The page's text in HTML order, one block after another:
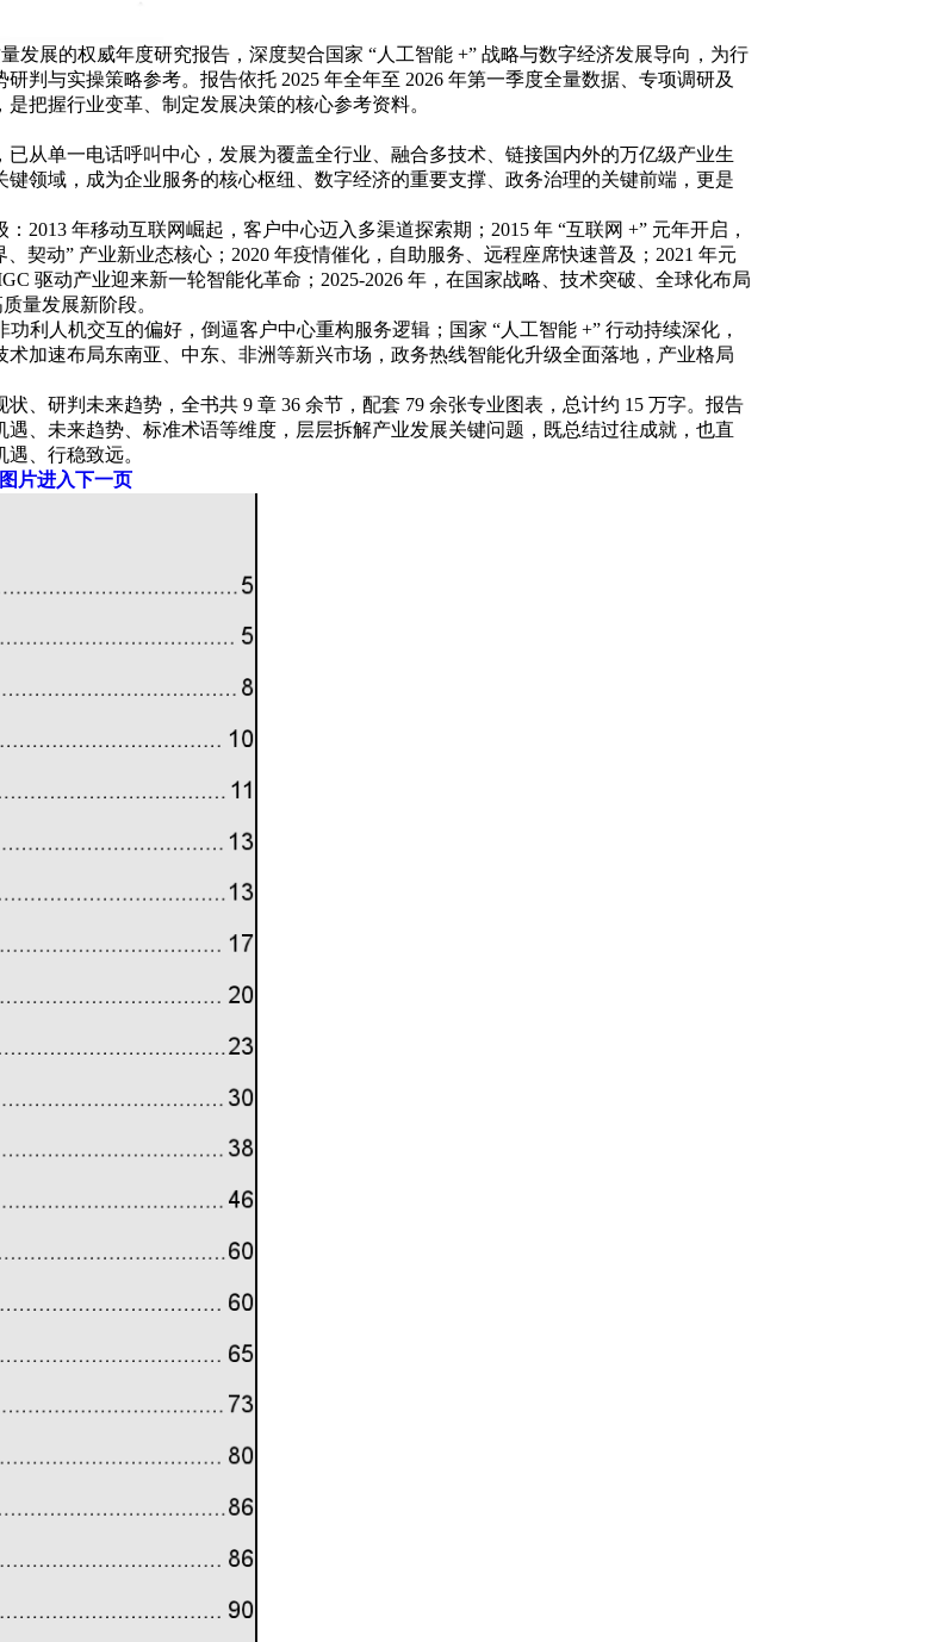
发展的权威年度研究报告，深度契合国家 “人工智能 +” 战略与数字经济发展导向，为行
判与实操策略参考。报告依托 2025 年全年至 2026 年第一季度全量数据、专项调研及
把握行业变革、制定发展决策的核心参考资料。
从单一电话呼叫中心，发展为覆盖全行业、融合多技术、链接国内外的万亿级产业生
领域，成为企业服务的核心枢纽、数字经济的重要支撑、政务治理的关键前端，更是
年移动互联网崛起，客户中心迈入多渠道探索期；2015 年 “互联网 +” 元年开启，
契动” 产业新业态核心；2020 年疫情催化，自助服务、远程座席快速普及；2021 年元
驱动产业迎来新一轮智能化革命；2025-2026 年，在国家战略、技术突破、全球化布局
量发展新阶段。
利人机交互的偏好，倒逼客户中心重构服务逻辑；国家 “人工智能 +” 行动持续深化，
加速布局东南亚、中东、非洲等新兴市场，政务热线智能化升级全面落地，产业格局
、研判未来趋势，全书共 9 章 36 余节，配套 79 余张专业图表，总计约 15 万字。报告
、未来趋势、标准术语等维度，层层拆解产业发展关键问题，既总结过往成就，也直
、行稳致远。
片进入下一页